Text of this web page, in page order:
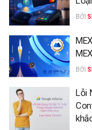
BỞI
BỞI
Lỗi